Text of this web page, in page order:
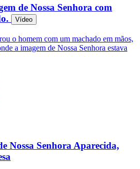
de Nossa Senhora com
Vídeo
o homem com um machado em mãos,
a imagem de Nossa Senhora estava
Nossa Senhora Aparecida,